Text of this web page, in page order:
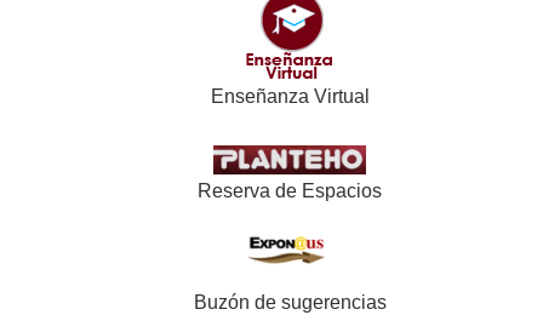
Enseñanza Virtual
Reserva de Espacios
Buzón de sugerencias